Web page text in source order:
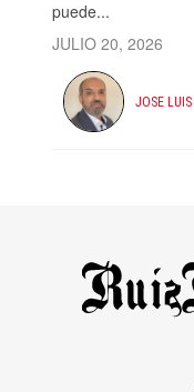
puede...
JULIO 20, 2026
JOSE LUIS